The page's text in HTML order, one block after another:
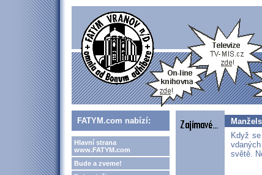
FATYM.com nabízí:
Hlavní strana
www.FATYM.com
Bude a zveme!
Když
světě.